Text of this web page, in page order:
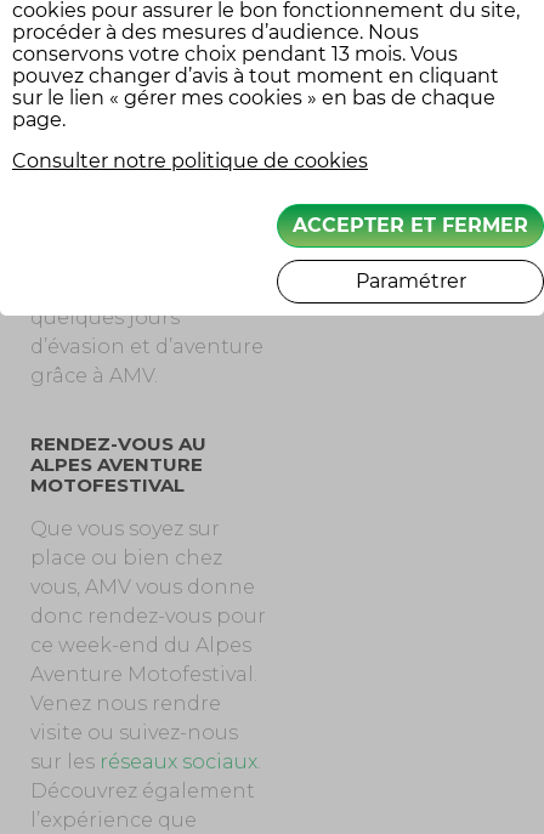
d’une moto Trail au
départ de Nice, deux
casques moto grâce à
notre partenaire Shoei
Barcelonnette. Vous
quelques jours
d’évasion et d’aventure
grâce à AMV.
RENDEZ-VOUS AU
ALPES AVENTURE
MOTOFESTIVAL
Que vous soyez sur
place ou bien chez
vous, AMV vous donne
donc rendez-vous pour
ce week-end du Alpes
Aventure Motofestival.
Venez nous rendre
visite ou suivez-nous
sur les réseaux sociaux.
Découvrez également
l’expérience que
cookies pour assurer le bon fonctionnement du site,
procéder à des mesures d’audience. Nous
conservons votre choix pendant 13 mois. Vous
pouvez changer d’avis à tout moment en cliquant
sur le lien « gérer mes cookies » en bas de chaque
page.
Consulter notre politique de cookies
ACCEPTER ET FERMER
Paramétrer